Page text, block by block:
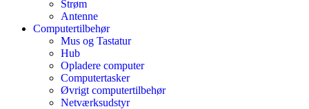
Strøm
Antenne
Computertilbehør
Mus og Tastatur
Hub
Opladere computer
Computertasker
Øvrigt computertilbehør
Netværksudstyr